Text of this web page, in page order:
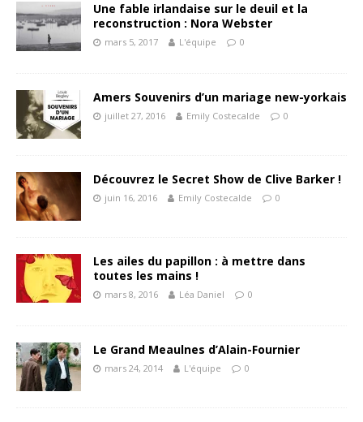
Une fable irlandaise sur le deuil et la
reconstruction : Nora Webster
mars 5, 2017 L'équipe 0
Amers Souvenirs d’un mariage new-yorkais
juillet 27, 2016 Emily Costecalde 0
Découvrez le Secret Show de Clive Barker !
juin 16, 2016 Emily Costecalde 0
Les ailes du papillon : à mettre dans
toutes les mains !
mars 8, 2016 Léa Daniel 0
Le Grand Meaulnes d’Alain-Fournier
mars 24, 2014 L'équipe 0